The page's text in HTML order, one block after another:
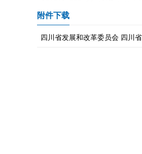
附件下载
四川省发展和改革委员会 四川